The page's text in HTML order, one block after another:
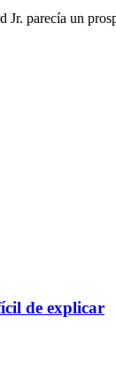
parecía un
de explicar